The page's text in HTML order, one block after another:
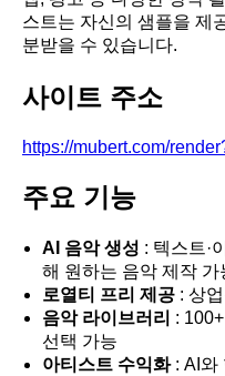
스트는 자신의 샘플을 제
분받을 수 있습니다.
사이트 주소
https://mubert.com/
주요 기능
AI 음악 생성 : 텍스트·
해 원하는 음악 제작 가
로열티 프리 제공 : 상
음악 라이브러리 :
선택 가능
아티스트 수익화: AI와